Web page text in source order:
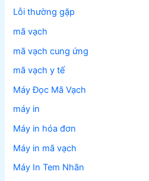
Lỗi thường gặp
mã vạch
mã vạch cung ứng
mã vạch y tế
Máy Đọc Mã Vạch
máy in
Máy in hóa đơn
Máy in mã vạch
Máy In Tem Nhãn